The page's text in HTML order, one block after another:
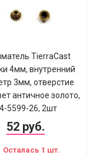
TierraCast
4мм, внутренний
3мм, отверстие
античное золото,
5599-26, 2шт
52 руб.
Осталась 1 шт.